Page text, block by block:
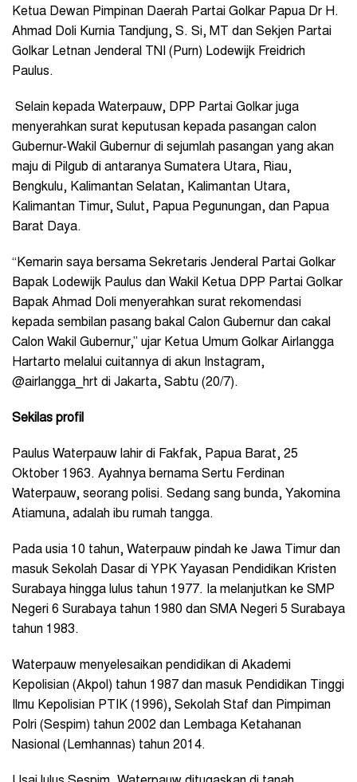
Ketua Dewan Pimpinan Daerah Partai Golkar Papua Dr H.
Ahmad Doli Kurnia Tandjung, S. Si, MT dan Sekjen Partai
Golkar Letnan Jenderal TNI (Purn) Lodewijk Freidrich
Paulus.
Selain kepada Waterpauw, DPP Partai Golkar juga
menyerahkan surat keputusan kepada pasangan calon
Gubernur-Wakil Gubernur di sejumlah pasangan yang akan
maju di Pilgub di antaranya Sumatera Utara, Riau,
Bengkulu, Kalimantan Selatan, Kalimantan Utara,
Kalimantan Timur, Sulut, Papua Pegunungan, dan Papua
Barat Daya.
“Kemarin saya bersama Sekretaris Jenderal Partai Golkar
Bapak Lodewijk Paulus dan Wakil Ketua DPP Partai Golkar
Bapak Ahmad Doli menyerahkan surat rekomendasi
kepada sembilan pasang bakal Calon Gubernur dan cakal
Calon Wakil Gubernur,” ujar Ketua Umum Golkar Airlangga
Hartarto melalui cuitannya di akun Instagram,
@airlangga_hrt di Jakarta, Sabtu (20/7).
Sekilas profil
Paulus Waterpauw lahir di Fakfak, Papua Barat, 25
Oktober 1963. Ayahnya bernama Sertu Ferdinan
Waterpauw, seorang polisi. Sedang sang bunda, Yakomina
Atiamuna, adalah ibu rumah tangga.
Pada usia 10 tahun, Waterpauw pindah ke Jawa Timur dan
masuk Sekolah Dasar di YPK Yayasan Pendidikan Kristen
Surabaya hingga lulus tahun 1977. Ia melanjutkan ke SMP
Negeri 6 Surabaya tahun 1980 dan SMA Negeri 5 Surabaya
tahun 1983.
Waterpauw menyelesaikan pendidikan di Akademi
Kepolisian (Akpol) tahun 1987 dan masuk Pendidikan Tinggi
Ilmu Kepolisian PTIK (1996), Sekolah Staf dan Pimpiman
Polri (Sespim) tahun 2002 dan Lembaga Ketahanan
Nasional (Lemhannas) tahun 2014.